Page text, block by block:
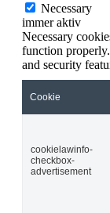
Necessary
immer aktiv
Necessary
function
and security
Cookie
cookielawinfo-
checkbox-
advertisement